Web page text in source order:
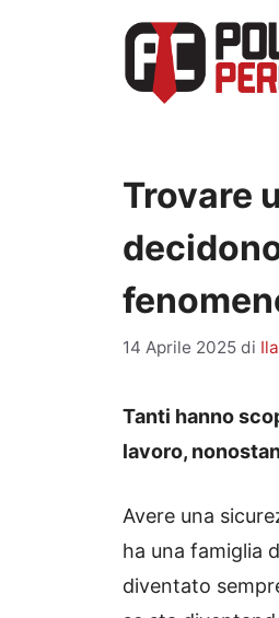
Trovare
14 Aprile 2025 di
Tanti hanno
lavoro,
Avere una
ha una famiglia
diventato